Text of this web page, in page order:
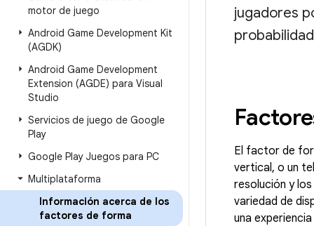
motor de juego
Android Game Development Kit
(AGDK)
Android Game Development
Extension (AGDE) para Visual
Studio
Servicios de juego de Google
Play
Google Play Juegos para PC
Multiplataforma
Información acerca de los
factores de forma
jugadores
El factor de
vertical, o un
resolución y
variedad de
una